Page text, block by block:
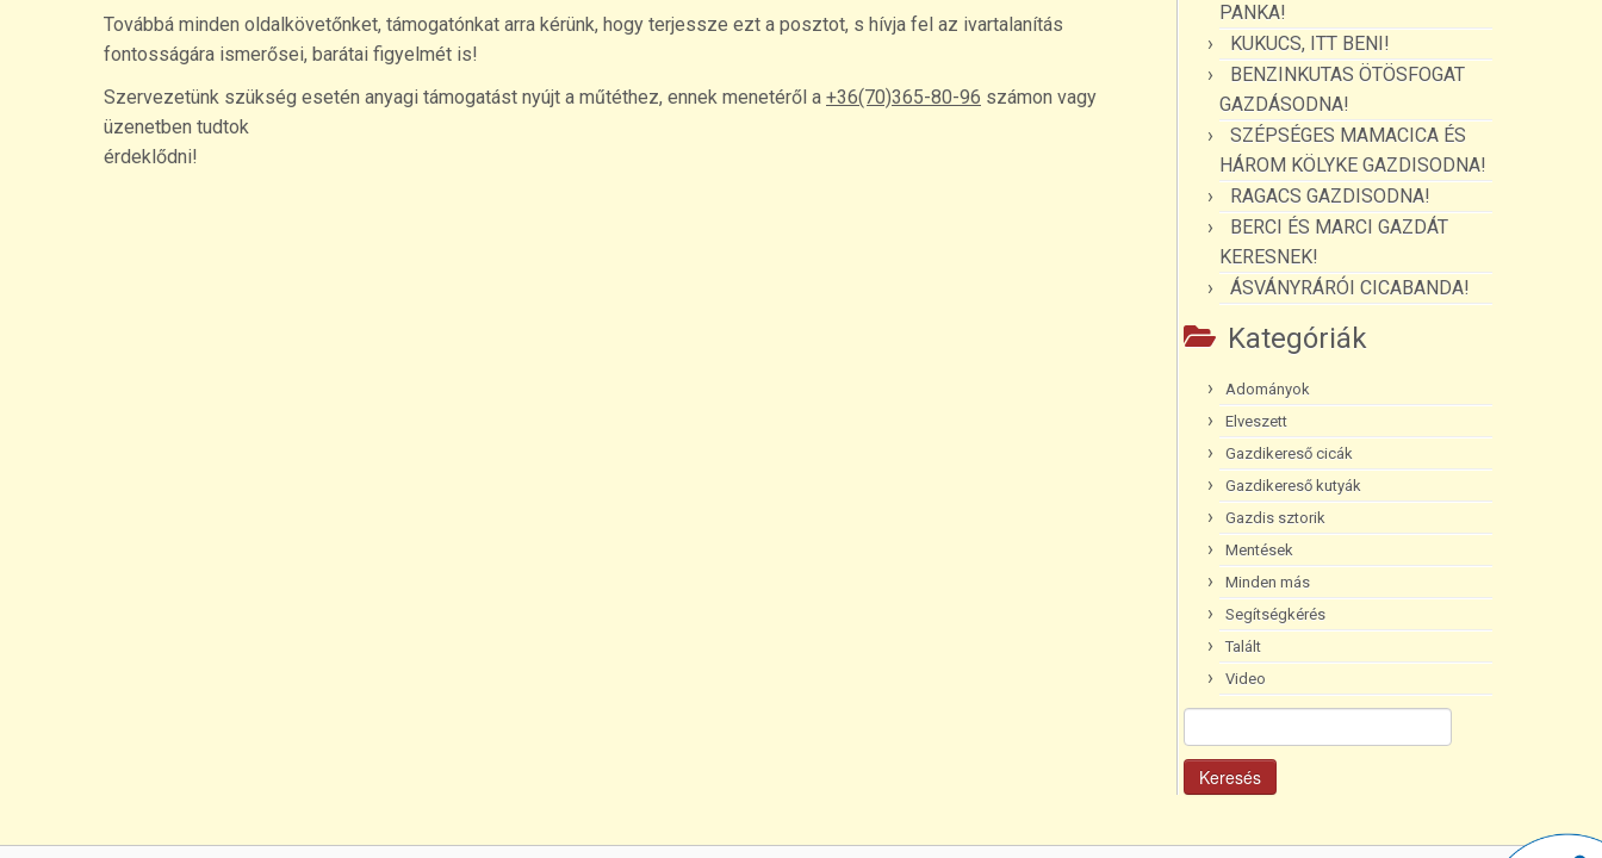
Továbbá minden oldalkövetőnket, támogatónkat arra kérünk, hogy terjessze ezt a posztot, s hívja fel az ivartalanítás
fontosságára ismerősei, barátai figyelmét is!
Szervezetünk szükség esetén anyagi támogatást nyújt a műtéthez, ennek menetéről a +36(70)365-80-96 számon vagy
üzenetben tudtok
érdeklődni!
PANKA!
KUKUCS, ITT BENI!
BENZINKUTAS ÖTÖSFOGAT
GAZDÁSODNA!
SZÉPSÉGES MAMACICA ÉS
HÁROM KÖLYKE GAZDISODNA!
RAGACS GAZDISODNA!
BERCI ÉS MARCI GAZDÁT
KERESNEK!
ÁSVÁNYRÁRÓI CICABANDA!
Kategóriák
Adományok
Elveszett
Gazdikereső cicák
Gazdikereső kutyák
Gazdis sztorik
Mentések
Minden más
Segítségkérés
Talált
Video